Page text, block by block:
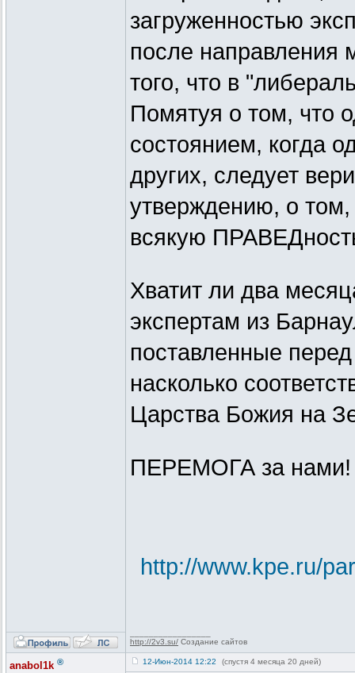
загруженностью
после направления
того, что в
Помятуя о том, что
состоянием, когда
других, следует
утверждению, о
всякую
Хватит ли два
экспертам из
поставленные
насколько
Царства Божия на
ПЕРЕМОГА за нами!
http://www.kpe.ru/
http://2v3.su/ Создание сайтов
anabol1k ® 12-Июн-2014 12:22 (спустя 4 месяца 20 дней)